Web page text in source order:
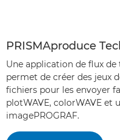
PRISMAproduce
Une application de flux
permet de créer des jeux
fichiers pour les envoyer
plotWAVE, colorWAVE et
imagePROGRAF.